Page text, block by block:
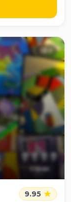
13+
страх
9.95